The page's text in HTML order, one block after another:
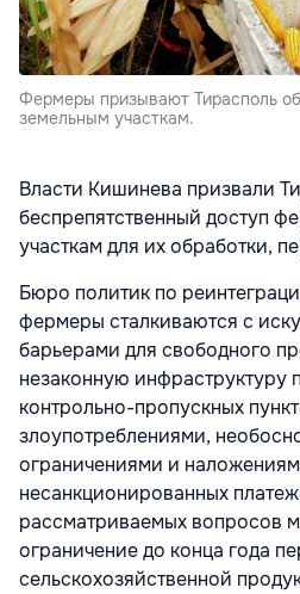
Фермеры призывают Тирасполь
земельным участкам.
Власти Кишинева призвали
беспрепятственный доступ
участкам для их обработки,
Бюро политик по
фермеры сталкиваются с
барьерами для свободного
незаконную инфраструктуру
контрольно-пропускных
злоупотреблениями,
ограничениями и
несанкционированных
рассматриваемых вопросов
ограничение до конца года
сельскохозяйственной